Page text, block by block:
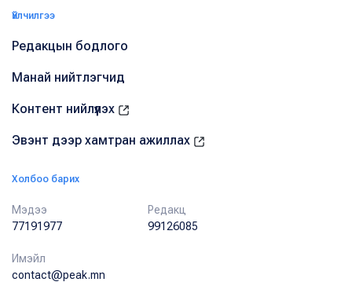
Үйлчилгээ
Редакцын бодлого
Манай нийтлэгчид
Контент нийлүүлэх
Эвэнт дээр хамтран ажиллах
Холбоо барих
Мэдээ
77191977
Редакц
99126085
Имэйл
contact@peak.mn